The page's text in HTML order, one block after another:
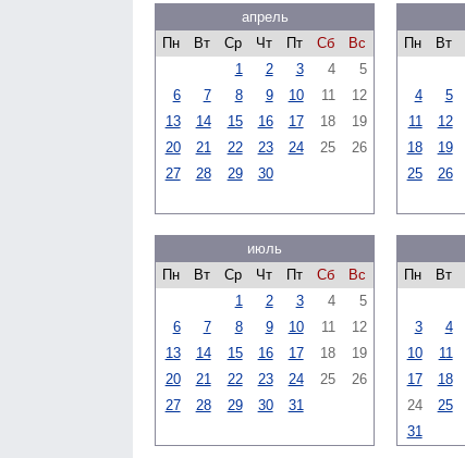
апрель
Пн
Вт Ср Чт Пт Сб
Вс
1
2 3 4
5
6
7 8 9 10 11
12
13
14 15 16 17 18
19
20
21 22 23 24 25
26
27
28 29 30
Пн
Вт
4
5
11
12
18
19
25
26
июль
Пн
Вт Ср Чт Пт Сб
Вс
1
2 3 4
5
6
7 8 9 10 11
12
13
14 15 16 17 18
19
20
21 22 23 24 25
26
27
28 29 30 31
Пн
Вт
3
4
10
11
17
18
24
25
31